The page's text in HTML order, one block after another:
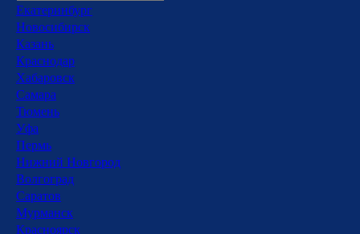
Екатеринбург
Новосибирск
Казань
Краснодар
Хабаровск
Самара
Тюмень
Уфа
Пермь
Нижний Новгород
Волгоград
Саратов
Мурманск
Красноярск